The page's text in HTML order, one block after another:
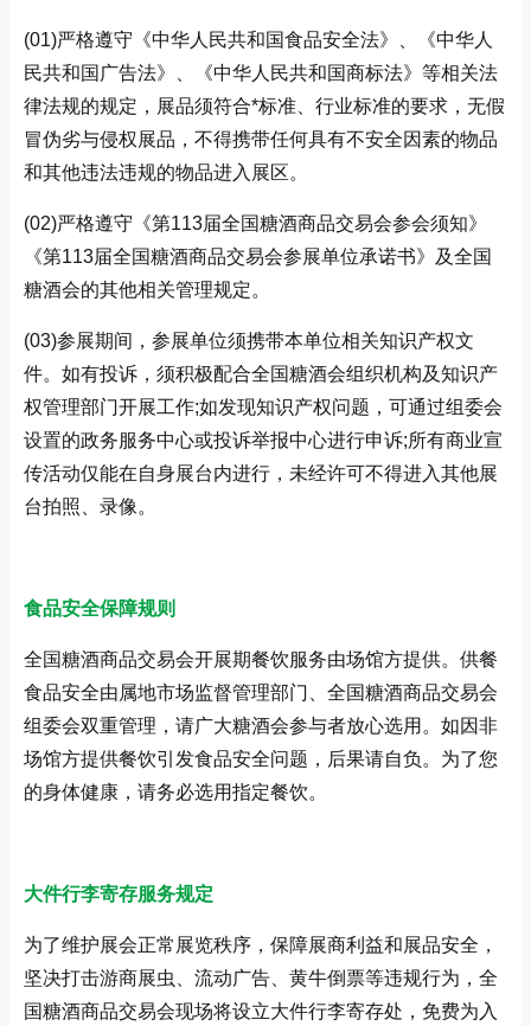
(01)严格遵守《中华人民共和国食品安全法》、《中华人
民共和国广告法》、《中华人民共和国商标法》等相关法
律法规的规定，展品须符合*标准、行业标准的要求，无假
冒伪劣与侵权展品，不得携带任何具有不安全因素的物品
和其他违法违规的物品进入展区。
(02)严格遵守《第113届全国糖酒商品交易会参会须知》
《第113届全国糖酒商品交易会参展单位承诺书》及全国
糖酒会的其他相关管理规定。
(03)参展期间，参展单位须携带本单位相关知识产权文
件。如有投诉，须积极配合全国糖酒会组织机构及知识产
权管理部门开展工作;如发现知识产权问题，可通过组委会
设置的政务服务中心或投诉举报中心进行申诉;所有商业宣
传活动仅能在自身展台内进行，未经许可不得进入其他展
台拍照、录像。
食品安全保障规则
全国糖酒商品交易会开展期餐饮服务由场馆方提供。供餐
食品安全由属地市场监督管理部门、全国糖酒商品交易会
组委会双重管理，请广大糖酒会参与者放心选用。如因非
场馆方提供餐饮引发食品安全问题，后果请自负。为了您
的身体健康，请务必选用指定餐饮。
大件行李寄存服务规定
为了维护展会正常展览秩序，保障展商利益和展品安全，
坚决打击游商展虫、流动广告、黄牛倒票等违规行为，全
国糖酒商品交易会现场将设立大件行李寄存处，免费为入